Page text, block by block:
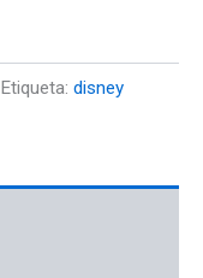
Etiqueta: disney